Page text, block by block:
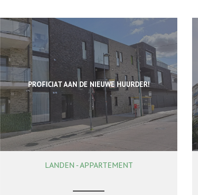
PROFICIAT AAN DE NIEUWE HUURDER!
1 1 Ja
LANDEN - APPARTEMENT